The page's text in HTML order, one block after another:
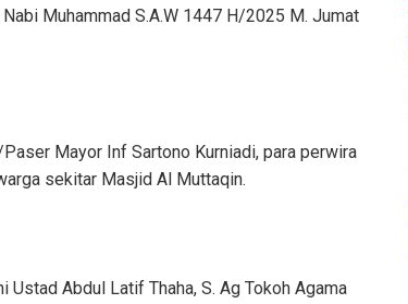
Muhammad S.A.W 1447 H/2025 M. Jumat
Mayor Inf Sartono Kurniadi, para perwira
sekitar Masjid Al Muttaqin.
Ustad Abdul Latif Thaha, S. Ag Tokoh Agama